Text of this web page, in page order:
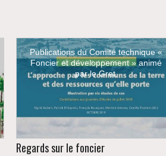
Publications du Comité technique «
Foncier et développement » animé
par le Gret.
Regards sur le foncier